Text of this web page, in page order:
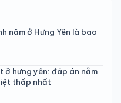
năm ở Hưng Yên là bao
ở hưng yên: đáp án nằm
thấp nhất